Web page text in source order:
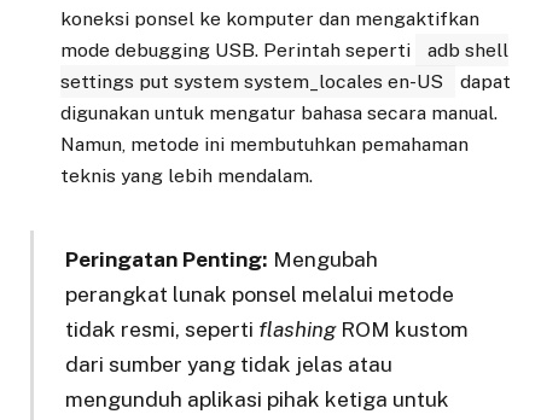
koneksi ponsel ke komputer dan mengaktifkan
mode debugging USB. Perintah seperti
adb shell
settings put system system_locales en-US
dapat
digunakan untuk mengatur bahasa secara manual.
Namun, metode ini membutuhkan pemahaman
teknis yang lebih mendalam.
Peringatan Penting: Mengubah
perangkat lunak ponsel melalui metode
tidak resmi, seperti flashingROM kustom
dari sumber yang tidak jelas atau
mengunduh aplikasi pihak ketiga untuk